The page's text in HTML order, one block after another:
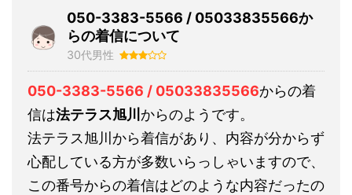
050-3383-5566 / 05033835566か
らの着信について
30代男性
050-3383-5566 / 05033835566からの着
信は法テラス旭川 からのようです。
法テラス旭川から着信があり、内容が分からず
心配している方が多数いらっしゃいますので、
この番号からの着信はどのような内容だったの